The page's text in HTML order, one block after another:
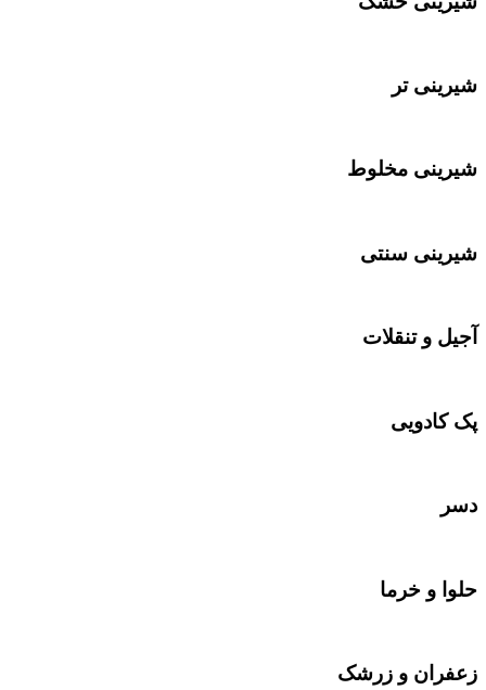
شیرینی تر
شیرینی مخلوط
شیرینی سنتی
آجیل و تنقلات
پک کادویی
دسر
حلوا و خرما
زعفران و زرشک